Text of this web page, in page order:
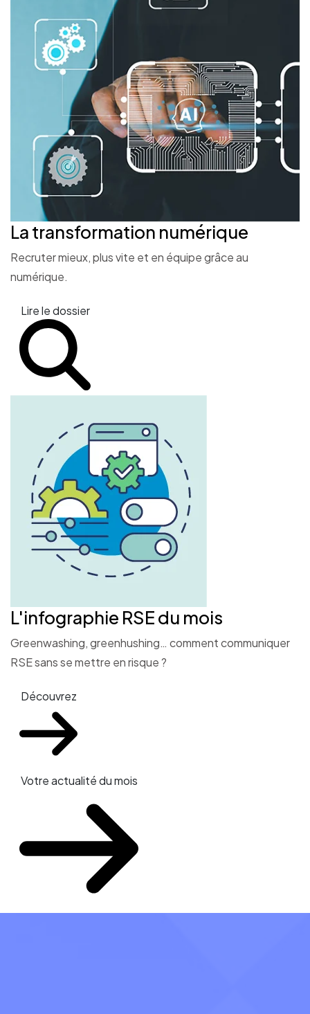
La transformation numérique
Recruter mieux, plus vite et en équipe grâce au
numérique.
Lire le dossier
L'infographie RSE du mois
Greenwashing, greenhushing… comment communiquer
RSE sans se mettre en risque ?
Découvrez
Votre actualité du mois